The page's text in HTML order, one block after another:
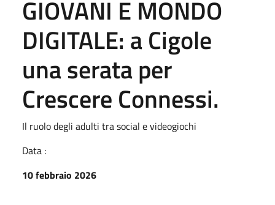
GIOVANI E MONDO
DIGITALE: a Cigole
una serata per
Crescere Connessi.
Il ruolo degli adulti tra social e videogiochi
Data :
10 febbraio 2026